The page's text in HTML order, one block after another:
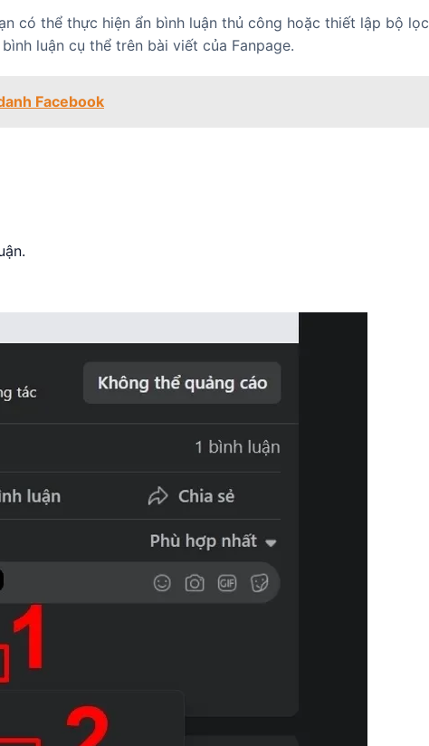
có thể thực hiện ẩn bình luận thủ công hoặc thiết lập bộ lọc
luận cụ thể trên bài viết của Fanpage.
Facebook